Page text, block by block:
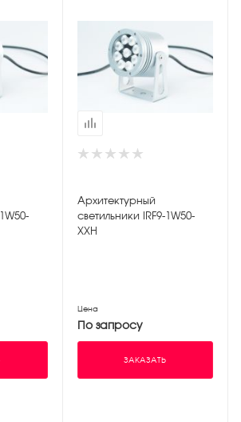
Архитектурный
светильники IRF9-1W50-
XXH
Цена
По запросу
ЗАКАЗАТЬ